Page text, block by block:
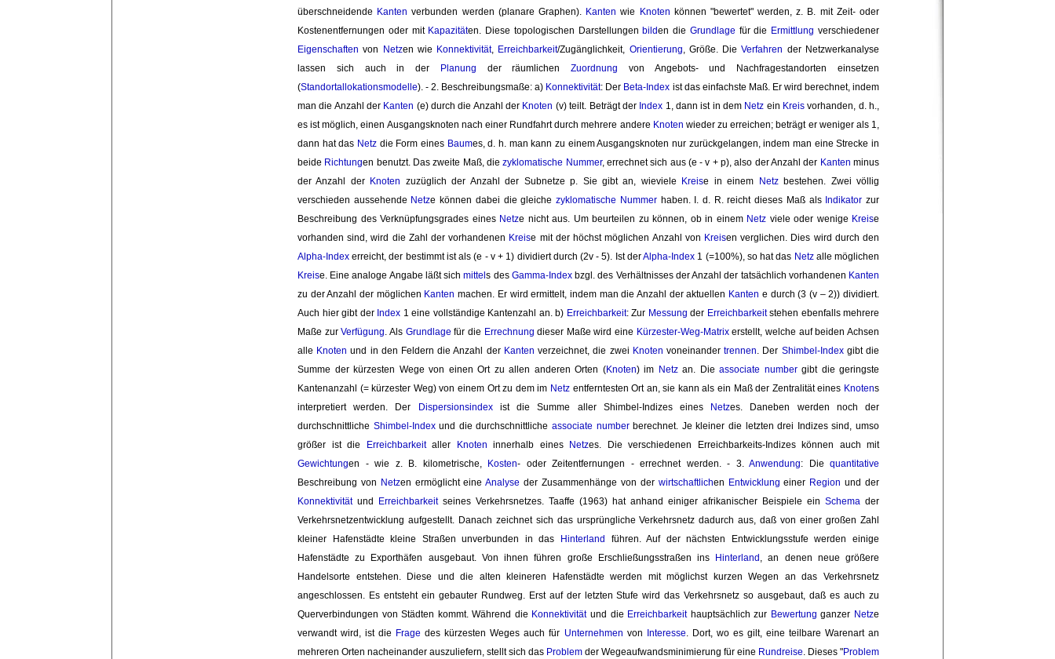
überschneidende Kanten verbunden werden (planare Graphen). Kanten wie Knoten können "bewertet" werden, z. B. mit Zeit- oder
Kostenentfernungen oder mit Kapazitäten. Diese topologischen Darstellungen bilden die Grundlage für die Ermittlung verschiedener
Eigenschaften von Netzen wie Konnektivität, Erreichbarkeit/Zugänglichkeit, Orientierung, Größe. DieVerfahren der Netzwerkanalyse
lassen sich auch in der
Planung der räumlichen Zuordnung von Angebots- und Nachfragestandorten einsetzen
(Standortallokationsmodelle). - 2. Beschreibungsmaße: a) Konnektivität: Der Beta-Index ist das einfachste Maß. Er wird berechnet, indem
man die Anzahl der Kanten (e) durch die Anzahl der Knoten (v) teilt. Beträgt der Index 1, dann ist in dem Netz ein Kreisvorhanden, d. h.,
es ist möglich, einen Ausgangsknoten nach einer Rundfahrt durch mehrere andere Knoten wieder zu erreichen; beträgt er weniger als 1,
dann hat das Netz die Form eines Baumes, d. h. man kann zu einem Ausgangsknoten nur zurückgelangen, indem man eine Strecke in
beide Richtungen benutzt. Das zweite Maß, diezyklomatische Nummer, errechnet sich aus (e - v + p), also der Anzahl der Kanten minus
der Anzahl der Knoten zuzüglich der Anzahl der Subnetze p. Sie gibt an, wieviele Kreise in einem Netzbestehen. Zwei völlig
verschieden aussehende Netze können dabei die gleichezyklomatische Nummerhaben. I. d. R. reicht dieses Maß als Indikator zur
Beschreibung des Verknüpfungsgrades eines Netze nicht aus. Um beurteilen zu können, ob in einem Netz viele oder wenige Kreise
vorhanden sind, wird die Zahl der vorhandenen Kreise mit der höchst möglichen Anzahl von Kreisen verglichen. Dies wird durch den
Alpha-Index erreicht, der bestimmt ist als (e - v + 1) dividiert durch (2v - 5). Ist der Alpha-Index 1 (=100%), so hat das Netzalle möglichen
Kreise. Eine analoge Angabe läßt sichmittels des Gamma-Indexbzgl. des Verhältnisses der Anzahl der tatsächlich vorhandenen Kanten
zu der Anzahl der möglichen Kanten machen. Er wird ermittelt, indem man die Anzahl der aktuellen Kanten e durch (3 (v – 2)) dividiert.
Auch hier gibt der Index 1 eine vollständige Kantenzahl an. b) Erreichbarkeit: Zur Messung der Erreichbarkeitstehen ebenfalls mehrere
Maße zurVerfügung. Als Grundlage für die Errechnung dieser Maße wird eine Kürzester-Weg-Matrixerstellt, welche auf beiden Achsen
alle Knoten und in den Feldern die Anzahl der Kanten verzeichnet, die zwei Knoten voneinander trennen. Der Shimbel-Indexgibt die
Summe der kürzesten Wege von einen Ort zu allen anderen Orten (Knoten) im Netzan. Die associate numbergibt die geringste
Kantenanzahl (= kürzester Weg) von einem Ort zu dem im Netzentferntesten Ort an, sie kann als ein Maß der Zentralität eines Knotens
interpretiert werden. Der
Dispersionsindexist die Summe aller Shimbel-Indizes eines Netzes. Daneben werden noch der
durchschnittliche Shimbel-Indexund die durchschnittliche associate numberberechnet. Je kleiner die letzten drei Indizes sind, umso
größer ist die
Erreichbarkeitaller Knoten innerhalb eines Netzes. Die verschiedenen Erreichbarkeits-Indizes können auch mit
Gewichtungen - wie z. B. kilometrische, Kosten- oder Zeitentfernungen - errechnet werden. - 3. Anwendung: Die quantitative
Beschreibung von Netzen ermöglicht eineAnalyse der Zusammenhänge von der wirtschaftlichen Entwicklung einer Region und der
Konnektivitätund Erreichbarkeitseines Verkehrsnetzes. Taaffe (1963) hat anhand einiger afrikanischer Beispiele ein Schema der
Verkehrsnetzentwicklung aufgestellt. Danach zeichnet sich das ursprüngliche Verkehrsnetz dadurch aus, daß von einer großen Zahl
kleiner Hafenstädte kleine Straßen unverbunden in das
Hinterland
führen. Auf der nächsten Entwicklungsstufe werden einige
Hafenstädte zu Exporthäfen ausgebaut. Von ihnen führen große Erschließungsstraßen ins
Hinterland , an denen neue größere
Handelsorte entstehen. Diese und die alten kleineren Hafenstädte werden mit möglichst kurzen Wegen an das Verkehrsnetz
angeschlossen. Es entsteht ein gebauter Rundweg. Erst auf der letzten Stufe wird das Verkehrsnetz so ausgebaut, daß es auch zu
Querverbindungen von Städten kommt. Während die Konnektivitätund die Erreichbarkeithauptsächlich zur Bewertung ganzer Netze
verwandt wird, ist die Frage des kürzesten Weges auch für Unternehmen von Interesse. Dort, wo es gilt, eine teilbare Warenart an
mehreren Orten nacheinander auszuliefern, stellt sich das Problem der Wegeaufwandsminimierung für eine Rundreise. Dieses "Problem